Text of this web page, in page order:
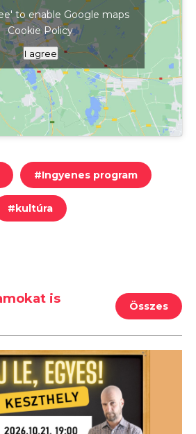
a térkép megjelenítéséhez
to enable Google maps
Cookie Policy
I agree
#Ingyenes program
#kultúra
is
Összes